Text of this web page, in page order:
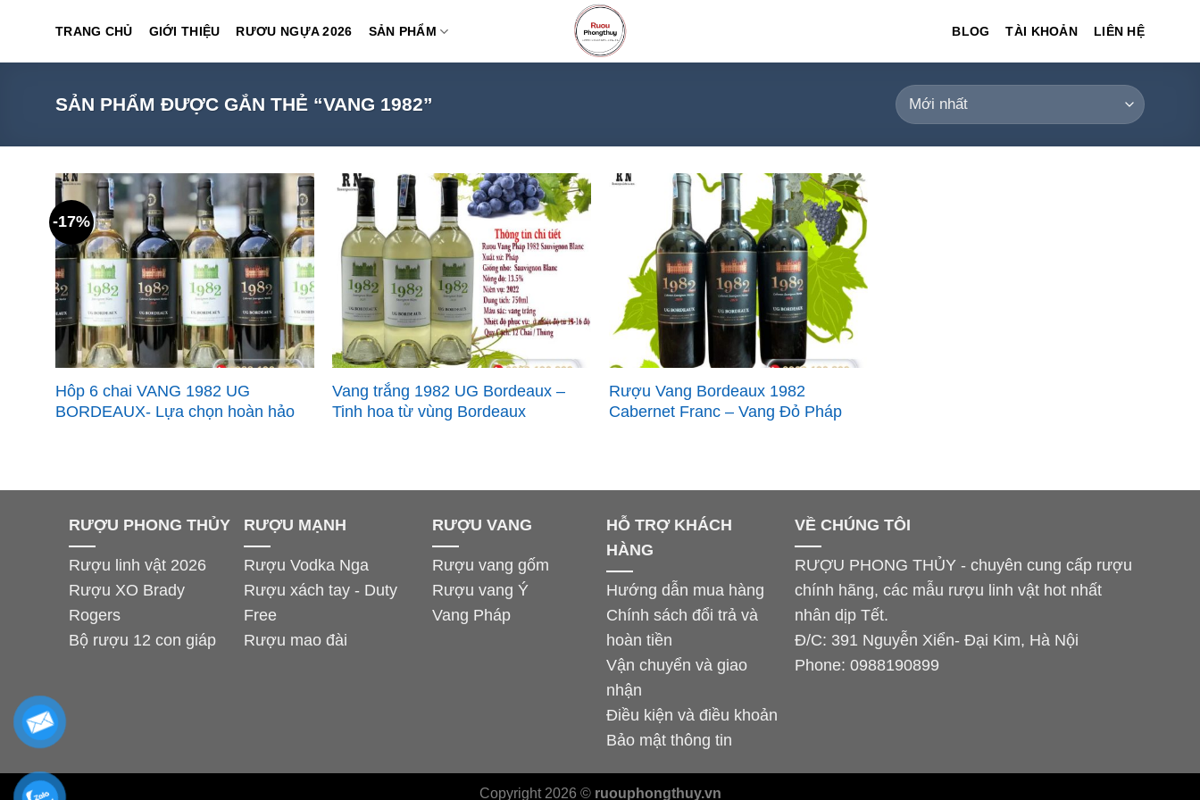
content
TRANG CHỦ GIỚI THIỆU RƯƠU NGỰA 2026 SẢN PHẨM BLOG TÀI KHOẢN LIÊN HỆ
SẢN PHẨM ĐƯỢC GẮN THẺ “VANG 1982”
-17%
Hôp 6 chai VANG 1982 UG
BORDEAUX- Lựa chọn hoàn hảo
Vang trắng 1982 UG Bordeaux –
Tinh hoa từ vùng Bordeaux
Rượu Vang Bordeaux 1982
Cabernet Franc – Vang Đỏ Pháp
RƯỢU PHONG THỦY
Rượu linh vật 2026
Rượu XO Brady
Rogers
Bộ rượu 12 con giáp
RƯỢU MẠNH
Rượu Vodka Nga
Rượu xách tay - Duty
Free
Rượu mao đài
RƯỢU VANG
Rượu vang gốm
Rượu vang Ý
Vang Pháp
HỖ TRỢ KHÁCH
HÀNG
Hướng dẫn mua hàng
Chính sách đổi trả và
hoàn tiền
Vận chuyển và giao
nhận
Điều kiện và điều khoản
Bảo mật thông tin
VỀ CHÚNG TÔI
RƯỢU PHONG THỦY - chuyên cung cấp rượu
chính hãng, các mẫu rượu linh vật hot nhất
nhân dịp Tết.
Đ/C: 391 Nguyễn Xiển- Đại Kim, Hà Nội
Phone:0988190899
Copyright 2026 © ruouphongthuy.vn